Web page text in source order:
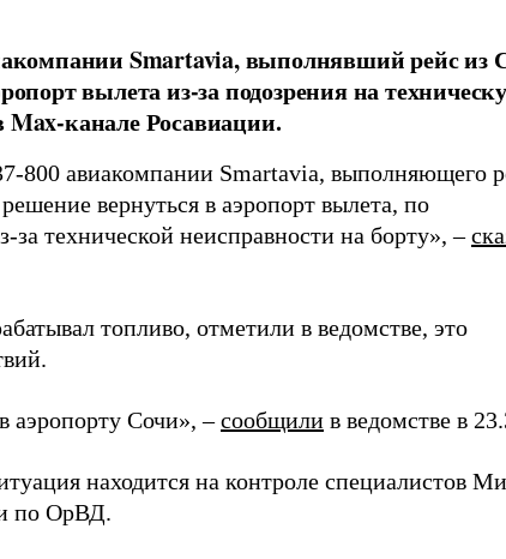
Smartavia, выполнявший рейс из
вылета из-за подозрения на
канале Росавиации.
800 авиакомпании Smartavia, выполняющего
вернуться в аэропорт вылета, по
технической неисправности на борту», –
топливо, отметили в ведомстве, это
аэропорту Сочи», –сообщили в ведомстве в
находится на контроле специалистов
по ОрВД.